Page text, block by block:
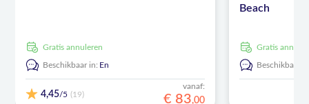
Gratis annuleren
Beschikbaar in: En
4,45/5 (19)
vanaf:
€ 83,00
Beach
Gratis
Beschikbaar